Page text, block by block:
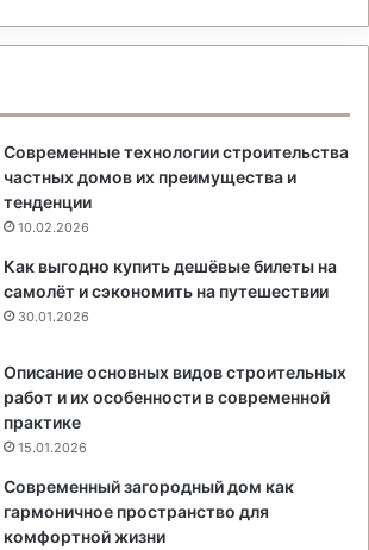
Современные технологии строительства
частных домов их преимущества и
тенденции
10.02.2026
Как выгодно купить дешёвые билеты на
самолёт и сэкономить на путешествии
30.01.2026
Описание основных видов строительных
работ и их особенности в современной
практике
15.01.2026
Современный загородный дом как
гармоничное пространство для
комфортной жизни